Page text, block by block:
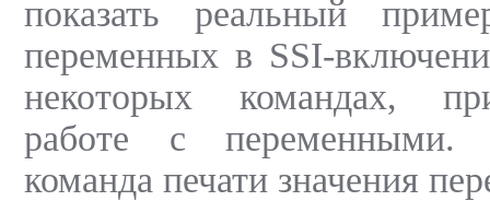
показать реальный
переменных в SSI-
некоторых командах,
работе с переменными.
команда печати значения